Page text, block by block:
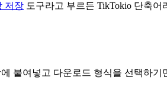
저장 도구라고 부르든 TikTokio 단축어
붙여넣고 다운로드 형식을 선택하기